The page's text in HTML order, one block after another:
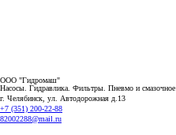
ООО "Гидромаш"
Насосы. Гидравлика. Фильтры. Пневмо и
г. Челябинск, ул. Автодорожная д.13
+7 (351) 200-22-88
82002288@mail.ru